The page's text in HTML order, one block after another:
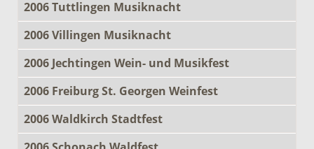
2006 Tuttlingen Musiknacht
2006 Villingen Musiknacht
2006 Jechtingen Wein- und Musikfest
2006 Freiburg St. Georgen Weinfest
2006 Waldkirch Stadtfest